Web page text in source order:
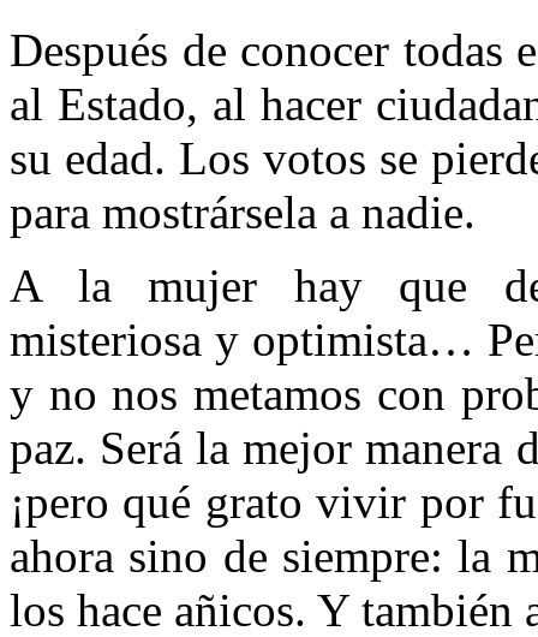
Después de conocer todas
al Estado, al hacer
su edad. Los votos se
para mostrársela a nadie.
A la mujer hay que
misteriosa y op­timista…
y no nos metamos con
paz. Será la mejor manera
¡pero qué grato vivir por
ahora sino de siempre: la
los hace añicos. Y también